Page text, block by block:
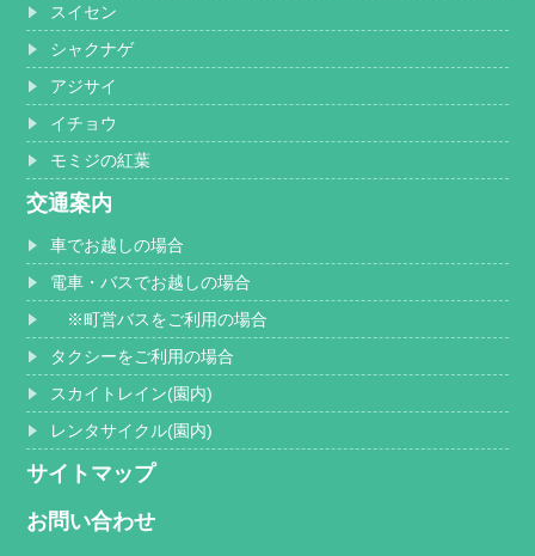
スイセン
シャクナゲ
アジサイ
イチョウ
モミジの紅葉
交通案内
車でお越しの場合
電車・バスでお越しの場合
※町営バスをご利用の場合
タクシーをご利用の場合
スカイトレイン(園内)
レンタサイクル(園内)
サイトマップ
お問い合わせ